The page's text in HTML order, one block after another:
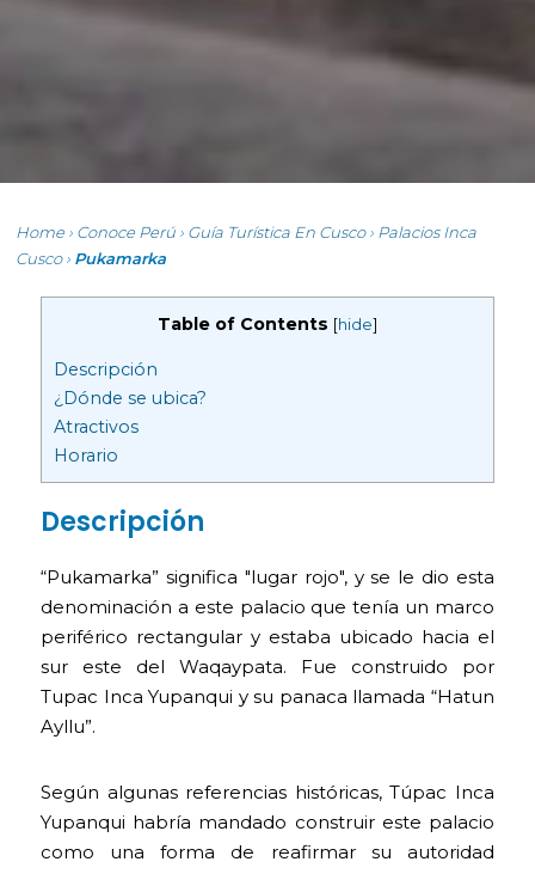
Home › Conoce Perú › Guía Turística En Cusco› Palacios Inca
Cusco› Pukamarka
Table of Contents [hide]
Descripción
¿Dónde se ubica?
Atractivos
Horario
Descripción
“Pukamarka” significa "lugar rojo", y se le dio esta
denominación a este palacio que tenía un marco
periférico rectangular y estaba ubicado hacia el
sur este del Waqaypata. Fue construido por
Tupac Inca Yupanqui y su panaca llamada “Hatun
Ayllu”.
Según algunas referencias históricas, Túpac Inca
Yupanqui habría mandado construir este palacio
como una forma de reafirmar su autoridad